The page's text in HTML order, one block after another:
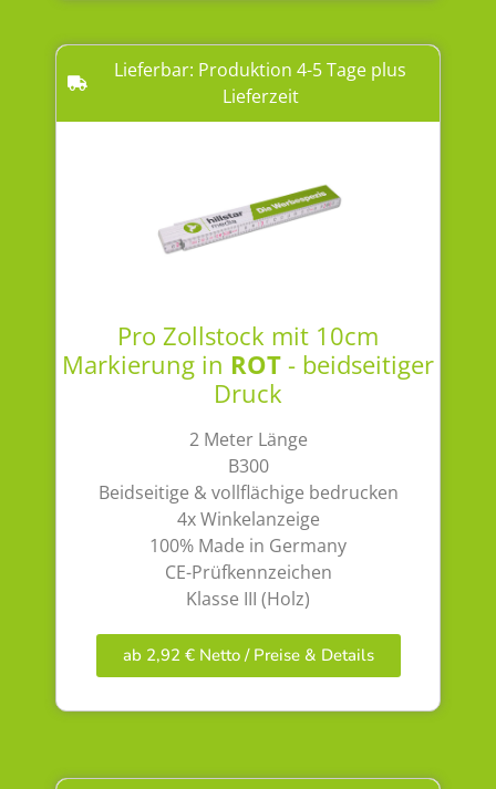
Lieferbar: Produktion 4-5 Tage plus
Lieferzeit
Pro Zollstock mit 10cm
Markierung in ROT- beidseitiger
Druck
2 Meter Länge
B300
Beidseitige & vollflächige bedrucken
4x Winkelanzeige
100% Made in Germany
CE-Prüfkennzeichen
Klasse III (Holz)
ab 2,92 € Netto / Preise & Details